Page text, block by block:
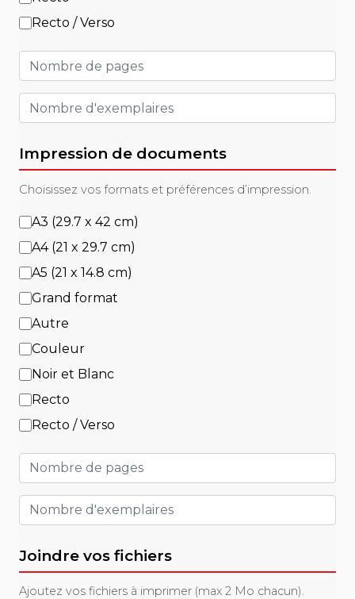
Recto / Verso
Impression de documents
Choisissez vos formats et préférences d’impression.
A3 (29.7 x 42 cm)
A4 (21 x 29.7 cm)
A5 (21 x 14.8 cm)
Grand format
Autre
Couleur
Noir et Blanc
Recto
Recto / Verso
Joindre vos fichiers
Ajoutez vos fichiers à imprimer (max 2 Mo chacun).